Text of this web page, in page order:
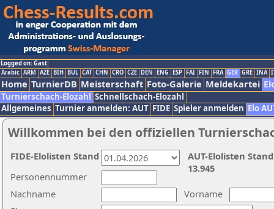
Logged on: Gast
Arabic ARM AZE BIH BUL CAT CHN CRO CZE DEN ENG ESP FAI FIN FRA GER GRE INA
Home TurnierDB Meisterschaft Foto-Galerie Meldekartei
Turnierschach-Elozahl Schnellschach-Elozahl
Allgemeines Turnier anmelden: AUT FIDE Spieler anmelden Elo
Willkommen bei den offiziellen
Nachname
Vorname
Personennummer
AUT-Elolisten
13.945
FIDE-Elolisten Stand